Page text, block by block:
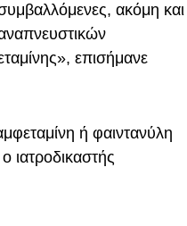
ακόμη και
επισήμανε
ή φαιντανύλη
ιατροδικαστής